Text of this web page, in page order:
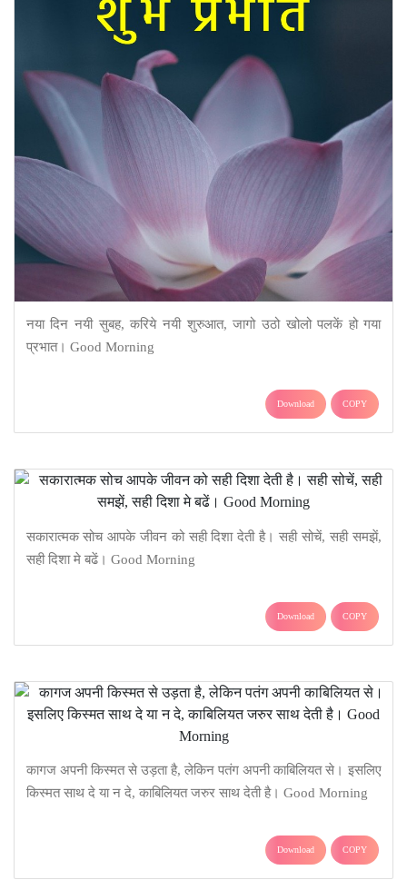
नया दिन नयी सुबह, करिये नयी शुरुआत, जागो उठो खोलो पलकें हो गया
प्रभात। Good Morning
Download COPY
सकारात्मक सोच आपके जीवन को सही दिशा देती है। सही सोचें, सही समझें,
सही दिशा मे बढें। Good Morning
Download COPY
कागज अपनी किस्मत से उड़ता है, लेकिन पतंग अपनी काबिलियत से। इसलिए
किस्मत साथ दे या न दे, काबिलियत जरुर साथ देती है। Good Morning
Download COPY